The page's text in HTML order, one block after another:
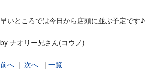
早いところでは今日から店頭に並ぶ予定です♪
by ナオリー兄さん(コウノ)
前へ | 次へ | 一覧